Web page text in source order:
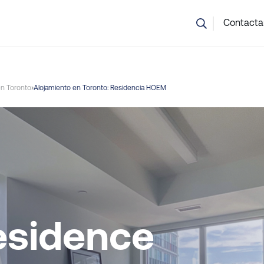
Toronto Alojamiento en Toronto: Residencia HOEM